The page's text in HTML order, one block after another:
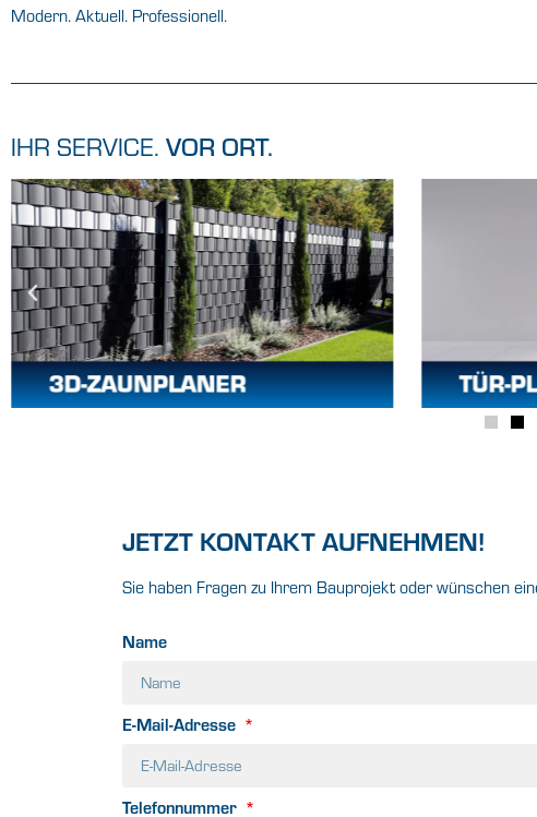
Modern. Aktuell. Professionell.
IHR SERVICE. VOR ORT.
JETZT KONTAKT AUFNEHMEN!
Sie haben Fragen zu Ihrem Bauprojekt oder wünschen
Name
E-Mail-Adresse
Telefonnummer